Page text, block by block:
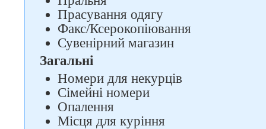
Прасування одягу
Факс/Ксерокопіювання
Сувенірний магазин
Загальні
Номери для некурців
Сімейні номери
Опалення
Місця для куріння